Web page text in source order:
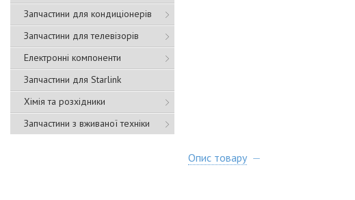
Запчастини для кондиціонерів
Запчастини для телевізорів
Електронні компоненти
Запчастини для Starlink
Хімія та розхідники
Запчастини з вживаної техніки
Опис товару